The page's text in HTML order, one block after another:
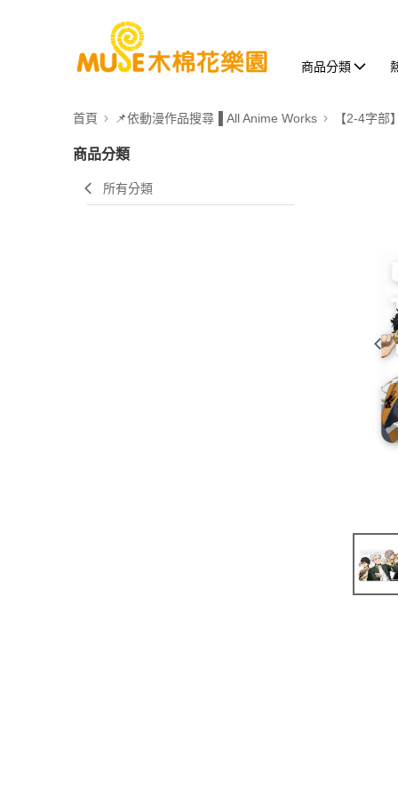
商品分類
首頁 📌依動漫作品搜尋▐ All Anime Works 【2-4字部
商品分類
所有分類